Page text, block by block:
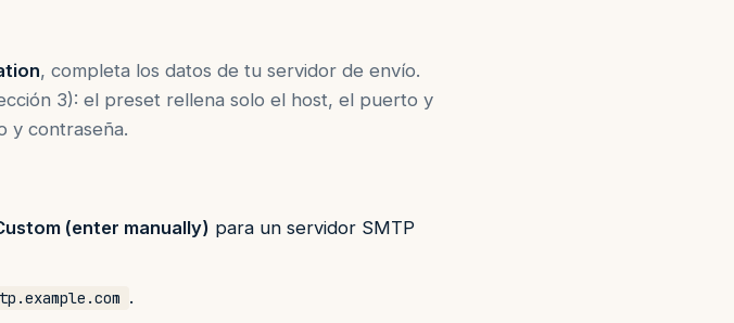
, completa los datos de tu servidor de envío.
3): el preset rellena solo el host, el puerto y
y contraseña.
(enter manually) para un servidor SMTP
.